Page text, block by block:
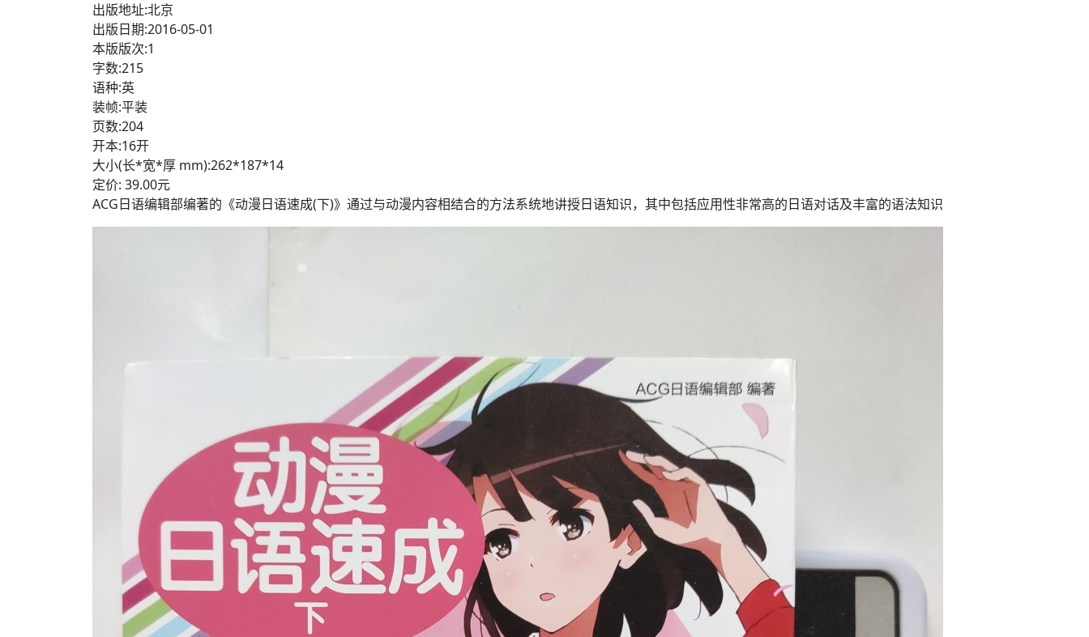
出版地址:北京
出版日期:2016-05-01
本版版次:1
字数:215
语种:英
装帧:平装
页数:204
开本:16开
大小(长*宽*厚 mm):262*187*14
定价: 39.00元
ACG日语编辑部编著的《动漫日语速成(下)》通过与动漫内容相结合的方法系统地讲授日语知识，其中包括应用性非常高的日语对话及丰富的语法知识